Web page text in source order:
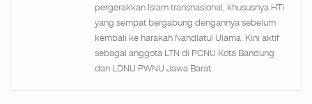
pergerakkan Islam transnasional, khususnya HTI
yang sempat bergabung dengannya sebelum
kembali ke harakah Nahdlatul Ulama. Kini aktif
sebagai anggota LTN di PCNU Kota Bandung
dan LDNU PWNU Jawa Barat.